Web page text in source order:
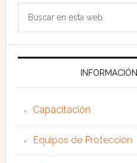
web
Capacitación
Equipos de Protección